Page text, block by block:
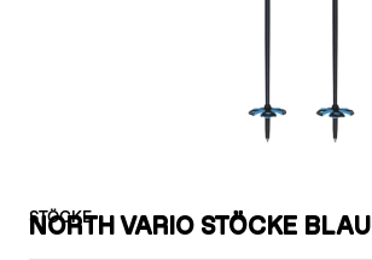
STÖCKE
NORTH VARIO STÖCKE BLAU